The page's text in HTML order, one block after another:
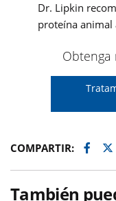
Dr. Lipkin
proteína animal
Obtenga
COMPARTIR:
También